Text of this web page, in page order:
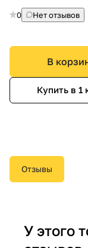
0 Нет отзывов
В
Купить в 1
Отзывы
У этого